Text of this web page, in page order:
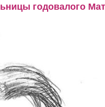
годовалого